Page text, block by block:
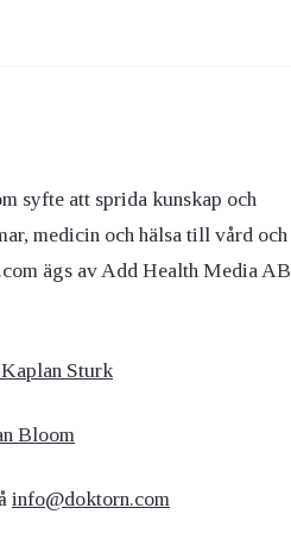
syfte att sprida kunskap och
medicin och hälsa till vård och
ägs av Add Health Media AB
Sturk
Bloom
info@doktorn.com